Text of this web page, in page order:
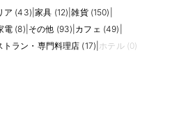
ア (43) |家具 (12) |雑貨 (150)
電 (8) その他 (93) カフェ (49)
トラン・専門料理店 (17) ホテル (0)